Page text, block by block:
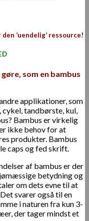
’uendelig’ ressource!
som en bambus
applikationer, som
tandbørste, kul,
Bambus er virkelig
ikke behov for at
produkter. Bambus
caps og fed skrift.
af bambus er der
betydning og
om dets evne til at
svarer også til en
i naturen fra kun 3-
der tager mindst et